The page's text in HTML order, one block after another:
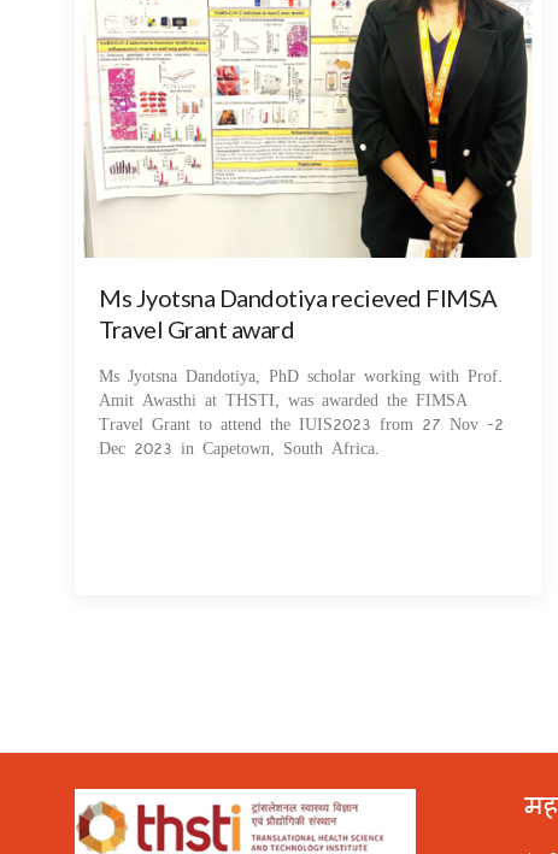
Ms Jyotsna Dandotiya recieved FIMSA
Travel Grant award
Ms Jyotsna Dandotiya, PhD scholar working with Prof.
Amit Awasthi at THSTI, was awarded the FIMSA
Travel Grant to attend the IUIS2023 from 27 Nov -2
Dec 2023 in Capetown, South Africa.